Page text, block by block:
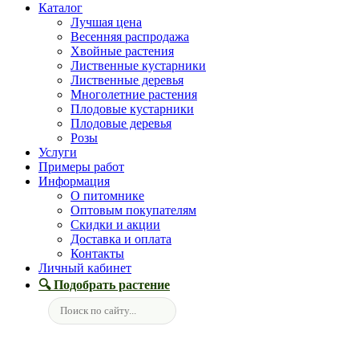
Каталог
Лучшая цена
Весенняя распродажа
Хвойные растения
Лиственные кустарники
Лиственные деревья
Многолетние растения
Плодовые кустарники
Плодовые деревья
Розы
Услуги
Примеры работ
Информация
О питомнике
Оптовым покупателям
Скидки и акции
Доставка и оплата
Контакты
Личный кабинет
🔍 Подобрать растение